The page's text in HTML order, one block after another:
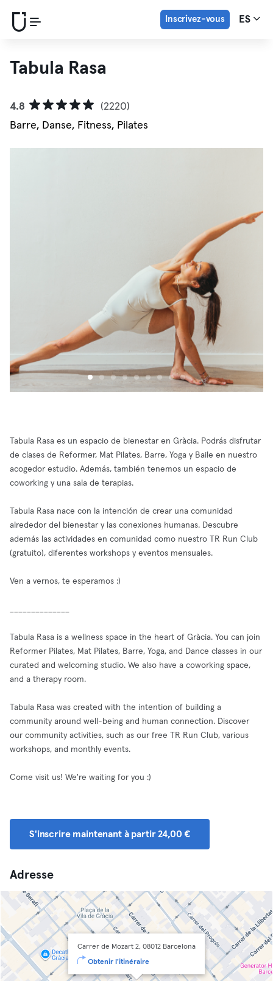
Inscrivez-vous ES
Tabula Rasa
4.8
(2220)
Barre, Danse, Fitness, Pilates
Tabula Rasa es un espacio de bienestar en Gràcia. Podrás disfrutar
de clases de Reformer, Mat Pilates, Barre, Yoga y Baile en nuestro
acogedor estudio. Además, también tenemos un espacio de
coworking y una sala de terapias.
Tabula Rasa nace con la intención de crear una comunidad
alrededor del bienestar y las conexiones humanas. Descubre
además las actividades en comunidad como nuestro TR Run Club
(gratuito), diferentes workshops y eventos mensuales.
Ven a vernos, te esperamos :)
Tabula Rasa is a wellness space in the heart of Gràcia. You can join
Reformer Pilates, Mat Pilates, Barre, Yoga, and Dance classes in our
curated and welcoming studio. We also have a coworking space,
and a therapy room.
Tabula Rasa was created with the intention of building a
community around well-being and human connection. Discover
our community activities, such as our free TR Run Club, various
workshops, and monthly events.
Come visit us! We're waiting for you :)
S'inscrire maintenant à partir 24,00 €
Adresse
Carrer de Mozart 2, 08012 Barcelona
Obtenir l'itinéraire